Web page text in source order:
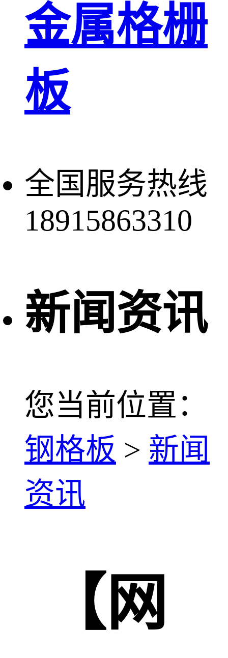
金属格栅
板
全国服务热线
18915863310
新闻资讯
您当前位置：
钢格板 > 新闻
资讯
【网